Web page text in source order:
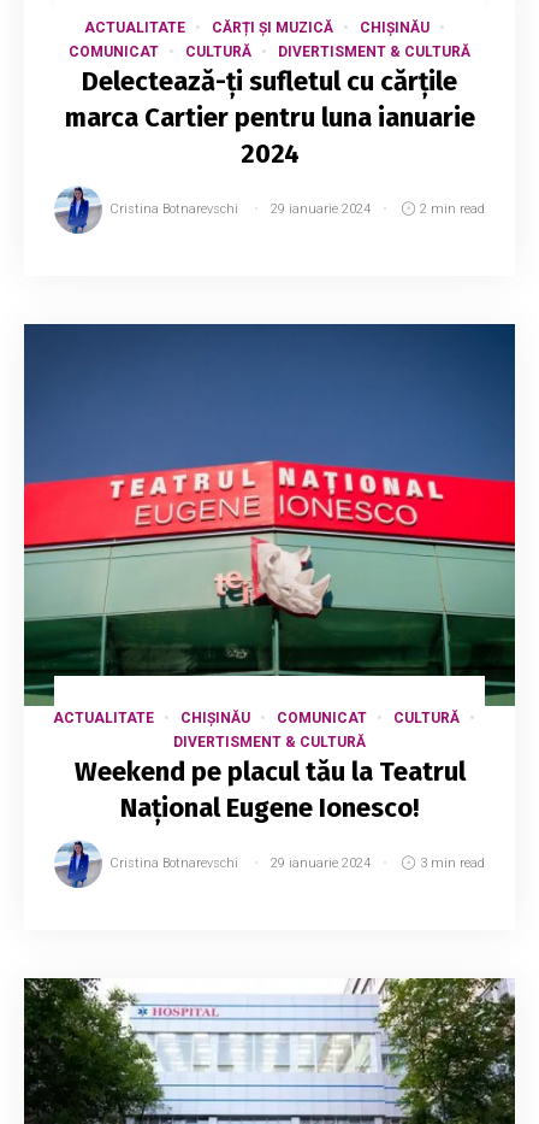
ACTUALITATE CĂRȚI ȘI MUZICĂ
CHIȘINĂU
COMUNICAT
CULTURĂ DIVERTISMENT & CULTURĂ
Delectează-ți sufletul cu cărțile
marca Cartier pentru luna ianuarie
2024
Cristina Botnarevschi 29 ianuarie 2024 2 min read
ACTUALITATE CHIȘINĂU COMUNICAT
CULTURĂ
DIVERTISMENT & CULTURĂ
Weekend pe placul tău la Teatrul
Național Eugene Ionesco!
Cristina Botnarevschi 29 ianuarie 2024 3 min read